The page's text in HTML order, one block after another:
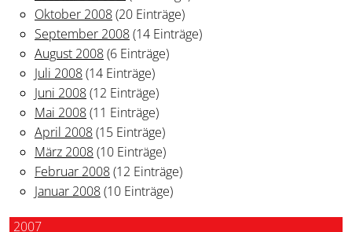
Oktober 2008(20 Einträge)
September 2008(14 Einträge)
August 2008(6 Einträge)
Juli 2008(14 Einträge)
Juni 2008(12 Einträge)
Mai 2008(11 Einträge)
April 2008(15 Einträge)
März 2008(10 Einträge)
Februar 2008(12 Einträge)
Januar 2008(10 Einträge)
2007